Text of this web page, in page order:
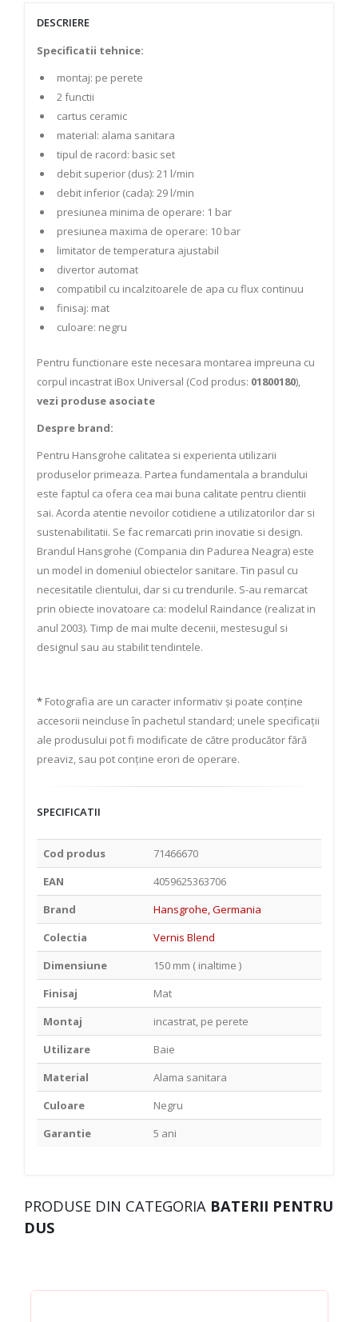
DESCRIERE
Specificatii tehnice:
montaj: pe perete
2 functii
cartus ceramic
material: alama sanitara
tipul de racord: basic set
debit superior (dus): 21 l/min
debit inferior (cada): 29 l/min
presiunea minima de operare: 1 bar
presiunea maxima de operare: 10 bar
limitator de temperatura ajustabil
divertor automat
compatibil cu incalzitoarele de apa cu flux continuu
finisaj: mat
culoare: negru
Pentru functionare este necesara montarea impreuna cu
corpul incastrat iBox Universal (Cod produs: 01800180),
vezi produse asociate
Despre brand:
Pentru Hansgrohe calitatea si experienta utilizarii
produselor primeaza. Partea fundamentala a brandului
este faptul ca ofera cea mai buna calitate pentru clientii
sai. Acorda atentie nevoilor cotidiene a utilizatorilor dar si
sustenabilitatii. Se fac remarcati prin inovatie si design.
Brandul Hansgrohe (Compania din Padurea Neagra) este
un model in domeniul obiectelor sanitare. Tin pasul cu
necesitatile clientului, dar si cu trendurile. S-au remarcat
prin obiecte inovatoare ca: modelul Raindance (realizat in
anul 2003). Timp de mai multe decenii, mestesugul si
designul sau au stabilit tendintele.
* Fotografia are un caracter informativ și poate conține
accesorii neincluse în pachetul standard; unele specificații
ale produsului pot fi modificate de către producător fără
preaviz, sau pot conține erori de operare.
SPECIFICATII
Cod produs
71466670
EAN
4059625363706
Brand
Hansgrohe, Germania
Colectia
Vernis Blend
Dimensiune
150 mm ( inaltime )
Finisaj
Mat
Montaj
incastrat, pe perete
Utilizare
Baie
Material
Alama sanitara
Culoare
Negru
Garantie
5 ani
PRODUSE DIN CATEGORIA BATERII PENTRU
DUS